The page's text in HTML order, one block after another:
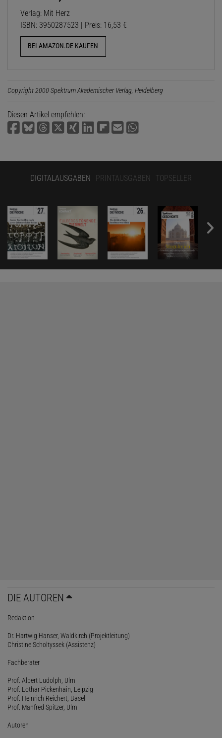
Verlag: Mit Herz
ISBN: 3950287523 | Preis: 16,53 €
BEI AMAZON.DE KAUFEN
Copyright 2000 Spektrum Akademischer Verlag, Heidelberg
Diesen Artikel empfehlen:
DIGITALAUSGABEN PRINTAUSGABEN TOPSELLER
DIE AUTOREN
Redaktion
Dr. Hartwig Hanser, Waldkirch (Projektleitung)
Christine Scholtyssek (Assistenz)
Fachberater
Prof. Albert Ludolph, Ulm
Prof. Lothar Pickenhain, Leipzig
Prof. Heinrich Reichert, Basel
Prof. Manfred Spitzer, Ulm
Autoren